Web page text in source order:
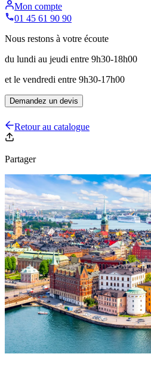
Mon compte
01 45 61 90 90
Nous restons à votre écoute
du lundi au jeudi entre 9h30-18h00
et le vendredi entre 9h30-17h00
Demandez un devis
Retour au catalogue
Partager